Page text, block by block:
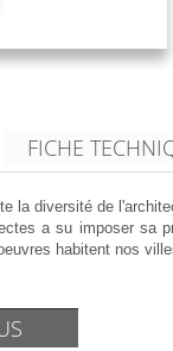
FICHE
la diversité de
a su imposer sa
habitent nos